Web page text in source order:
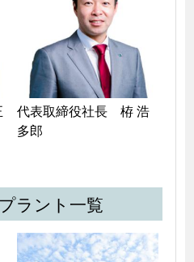
代表取締役社長　栫 浩
多郎
ラント一覧